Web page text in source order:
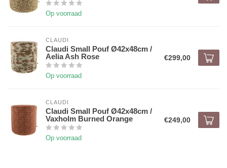
Op voorraad
CLAUDI
Claudi Small Pouf Ø42x48cm /
Aelia Ash Rose
Op voorraad
€299,00
CLAUDI
Claudi Small Pouf Ø42x48cm /
Vaxholm Burned Orange
Op voorraad
€249,00